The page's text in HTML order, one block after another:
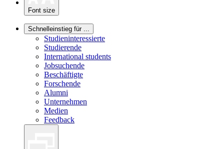
Font size
Schnelleinstieg für ...
Studieninteressierte
Studierende
International students
Jobsuchende
Beschäftigte
Forschende
Alumni
Unternehmen
Medien
Feedback